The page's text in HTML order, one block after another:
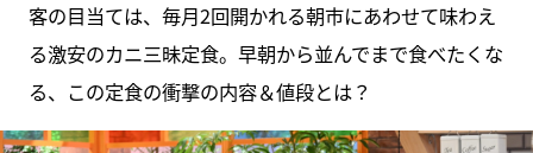
客の目当ては、毎月2回開かれる朝市にあわせて味わえ
る激安のカニ三昧定食。早朝から並んでまで食べたくな
る、この定食の衝撃の内容＆値段とは？